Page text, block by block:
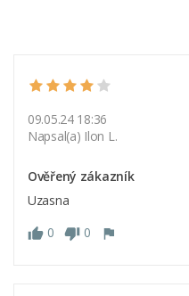
09.05.24 18:36
Napsal(a) Ilon L.
Ověřený zákazník
Uzasna
0
0